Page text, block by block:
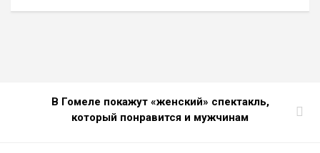
В Гомеле покажут «женский» спектакль,
который понравится и мужчинам